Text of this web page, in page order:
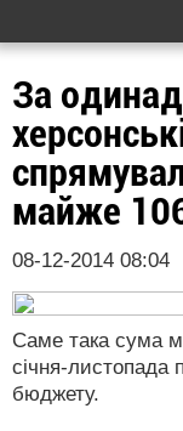
За
майже
08-12-2014 08:04
Саме така сума
січня-листопада
бюджету.